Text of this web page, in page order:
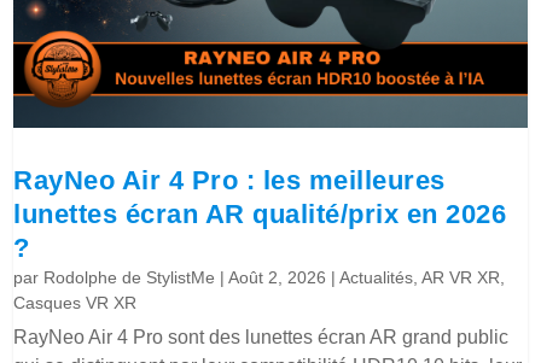
RayNeo Air 4 Pro : les meilleures
lunettes écran AR qualité/prix en 2026
?
par Rodolphe de StylistMe |Août 2, 2026 |Actualités ,AR VR XR
Casques VR XR
RayNeo Air 4 Pro sont des lunettes écran AR grand public